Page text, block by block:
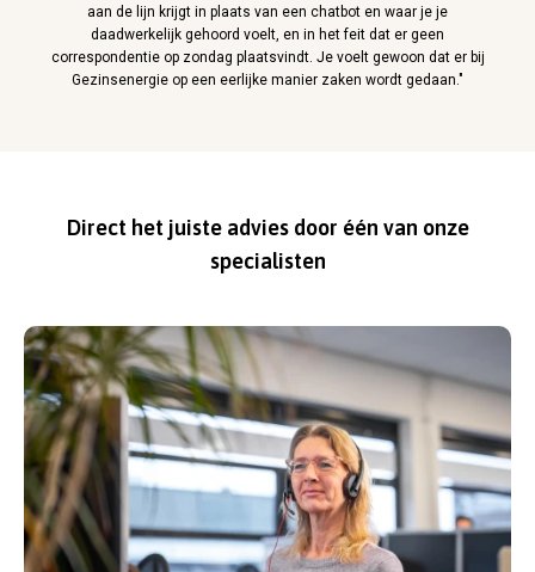
aan de lijn krijgt in plaats van een chatbot en waar je je
daadwerkelijk gehoord voelt, en in het feit dat er geen
correspondentie op zondag plaatsvindt. Je voelt gewoon dat er bij
Gezinsenergie op een eerlijke manier zaken wordt gedaan."
Direct het juiste advies door één van onze
specialisten